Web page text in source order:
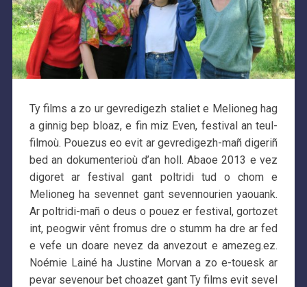
Ty films a zo ur gevredigezh staliet e Melioneg hag
a ginnig bep bloaz, e fin miz Even, festival an teul-
filmoù. Pouezus eo evit ar gevredigezh-mañ digeriñ
bed an dokumenterioù d’an holl. Abaoe 2013 e vez
digoret ar festival gant poltridi tud o chom e
Melioneg ha sevennet gant sevennourien yaouank.
Ar poltridi-mañ o deus o pouez er festival, gortozet
int, peogwir vênt fromus dre o stumm ha dre ar fed
e vefe un doare nevez da anvezout e amezeg.ez.
Noémie Lainé ha Justine Morvan a zo e-touesk ar
pevar sevenour bet choazet gant Ty films evit sevel